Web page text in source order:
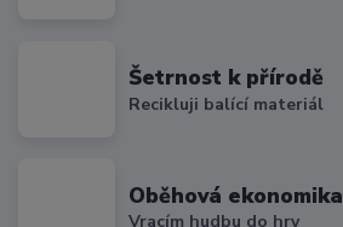
Šetrnost k přírodě
Recikluji balící materiál
Oběhová ekonomika
Vracím hudbu do hry